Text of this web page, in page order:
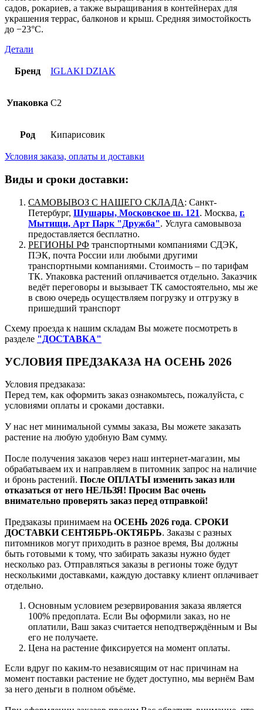
садов, рокариев, а также выращивания в контейнерах для
украшения террас, балконов и крыш. Средняя зимостойкость
до −23°C.
Детали
Бренд IGLAKI DZIAK
Упаковка C2
Род Кипарисовик
Условия заказа, оплаты и доставки
Виды и сроки доставки:
САМОВЫВОЗ С НАШЕГО СКЛАДА: Санкт-
Петербург, Шушары, Московское ш. 121. Москва, г.
Мытищи, Арт Парк "Дружба". Услуга самовывоза
предоставляется бесплатно.
РЕГИОНЫ РФ транспортными компаниями СДЭК,
ПЭК, почта России или любыми другими
транспортными компаниями. Стоимость – по тарифам
ТК. Упаковка растений оплачивается отдельно. Заказчик
ведёт переговоры и вызывает ТК самостоятельно, мы же
в свою очередь осуществляем погрузку и отгрузку в
пришедший транспорт
Схему проезда к нашим складам Вы можете посмотреть в
разделе "ДОСТАВКА"
УСЛОВИЯ ПРЕДЗАКАЗА НА ОСЕНЬ 2026
Условия предзаказа:
Перед тем, как оформить заказ ознакомьтесь, пожалуйста, с
условиями оплаты и сроками доставки.
У нас нет минимальной суммы заказа, Вы можете заказать
растение на любую удобную Вам сумму.
После получения заказов через наш интернет-магазин, мы
обрабатываем их и направляем в питомник запрос на наличие
и бронь растений. После ОПЛАТЫ изменить заказ или
отказаться от него НЕЛЬЗЯ! Просим Вас очень
внимательно проверять заказ перед отправкой!
Предзаказы принимаем на ОСЕНЬ 2026 года. СРОКИ
ДОСТАВКИ СЕНТЯБРЬ-ОКТЯБРЬ. Заказы с разных
питомников могут приходить в разное время, Вы должны
быть готовыми к тому, что забирать заказы нужно будет
несколько раз. Отправляться заказы в регионы тоже будут
несколькими доставками, каждую доставку клиент оплачивает
отдельно.
Основным условием резервирования заказа является
100% предоплата. Если Вы оформили заказ, но не
оплатили, Ваш заказ считается неподтверждённым и Вы
его не получаете.
Цена на растение фиксируется на момент оплаты.
Если вдруг по каким-то независящим от нас причинам на
момент поставки растение не будет доступно, мы вернём Вам
за него деньги в полном объёме.